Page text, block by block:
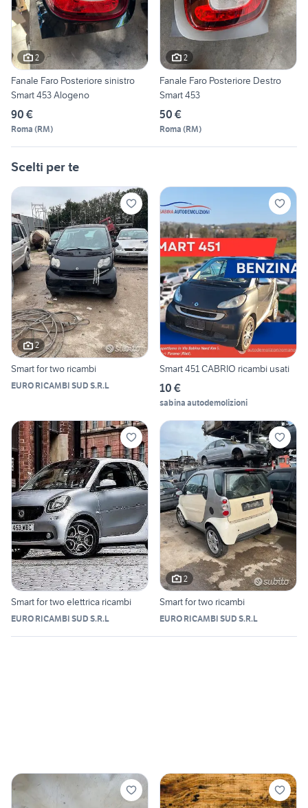
2
Fanale Faro Posteriore sinistro
Smart 453 Alogeno
90 €
Roma (RM)
2
Fanale Faro Posteriore Destro
Smart 453
50 €
Roma (RM)
Scelti per te
2
Smart for two ricambi
EURO RICAMBI SUD S.R.L
Smart 451 CABRIO ricambi usati
10 €
sabina autodemolizioni
Smart for two elettrica ricambi
EURO RICAMBI SUD S.R.L
2
Smart for two ricambi
EURO RICAMBI SUD S.R.L